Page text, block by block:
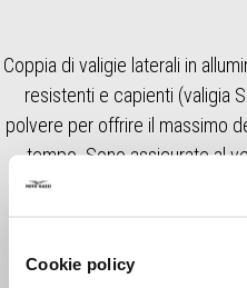
Cookie policy
Coppia di valigie laterali in
resistenti e capienti (valigia
polvere per offrire il massimo
tempo. Sono assicurate al
apposita chiave di sicurezza
anche per il baule 48LT.